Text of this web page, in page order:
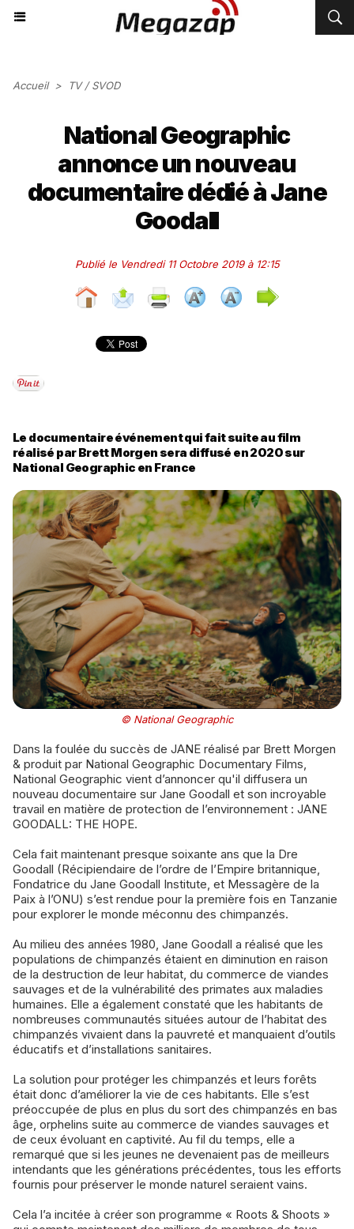
Accueil > TV / SVOD
National Geographic
annonce un nouveau
documentaire dédié à Jane
Goodall
Publié le Vendredi 11 Octobre 2019 à 12:15
Le documentaire événement qui fait suite au film
réalisé par Brett Morgen sera diffusé en 2020 sur
National Geographic en France
© National Geographic
Dans la foulée du succès de JANE réalisé par Brett Morgen
& produit par National Geographic Documentary Films,
National Geographic vient d’annoncer qu'il diffusera un
nouveau documentaire sur Jane Goodall et son incroyable
travail en matière de protection de l’environnement : JANE
GOODALL: THE HOPE.
Cela fait maintenant presque soixante ans que la Dre
Goodall (Récipiendaire de l’ordre de l’Empire britannique,
Fondatrice du Jane Goodall Institute, et Messagère de la
Paix à l’ONU) s’est rendue pour la première fois en Tanzanie
pour explorer le monde méconnu des chimpanzés.
Au milieu des années 1980, Jane Goodall a réalisé que les
populations de chimpanzés étaient en diminution en raison
de la destruction de leur habitat, du commerce de viandes
sauvages et de la vulnérabilité des primates aux maladies
humaines. Elle a également constaté que les habitants de
nombreuses communautés situées autour de l’habitat des
chimpanzés vivaient dans la pauvreté et manquaient d’outils
éducatifs et d’installations sanitaires.
La solution pour protéger les chimpanzés et leurs forêts
était donc d’améliorer la vie de ces habitants. Elle s’est
préoccupée de plus en plus du sort des chimpanzés en bas
âge, orphelins suite au commerce de viandes sauvages et
de ceux évoluant en captivité. Au fil du temps, elle a
remarqué que si les jeunes ne devenaient pas de meilleurs
intendants que les générations précédentes, tous les efforts
fournis pour préserver le monde naturel seraient vains.
Cela l’a incitée à créer son programme « Roots & Shoots »